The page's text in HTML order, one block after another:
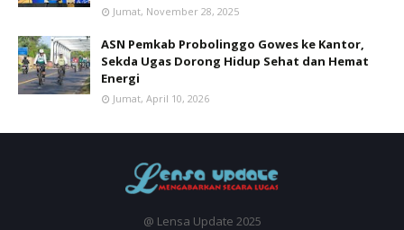
Jumat, November 28, 2025
ASN Pemkab Probolinggo Gowes ke Kantor,
Sekda Ugas Dorong Hidup Sehat dan Hemat
Energi
Jumat, April 10, 2026
@ Lensa Update 2025